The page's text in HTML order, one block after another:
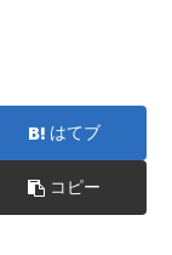
はてブ
コピー